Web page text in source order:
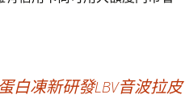
白凍新研發LBV音波拉皮